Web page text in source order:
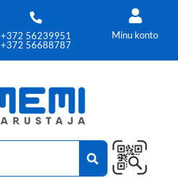
+372 56239951
+372 56688787
Minu konto